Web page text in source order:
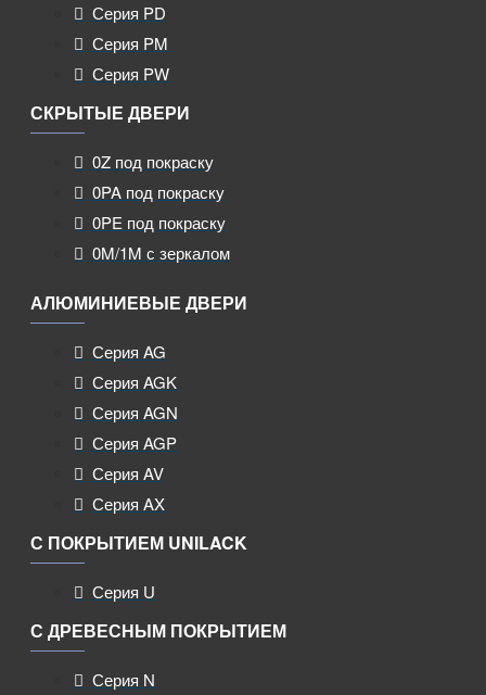
Серия PD
Серия PM
Серия PW
СКРЫТЫЕ ДВЕРИ
0Z под покраску
0PA под покраску
0PE под покраску
0M/1M с зеркалом
АЛЮМИНИЕВЫЕ ДВЕРИ
Серия AG
Серия AGK
Серия AGN
Серия AGP
Серия AV
Серия AX
С ПОКРЫТИЕМ UNILACK
Серия U
С ДРЕВЕСНЫМ ПОКРЫТИЕМ
Серия N